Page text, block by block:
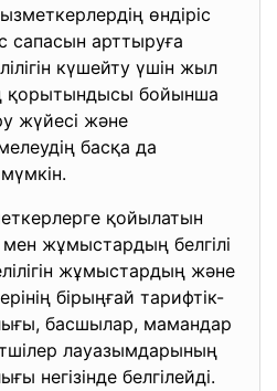
өндiрiс
арттыруға
күшейту үшiн жыл
бойынша
жүйесi және
басқа да
қойылатын
мен жұмыстардың белгiлi
жұмыстардың және
бірыңғай тарифтік-
басшылар, мамандар
лауазымдарының
негізінде белгілейдi.